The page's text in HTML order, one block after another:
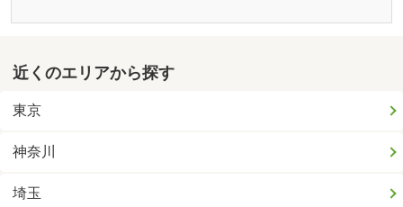
近くのエリアから探す
東京
神奈川
埼玉